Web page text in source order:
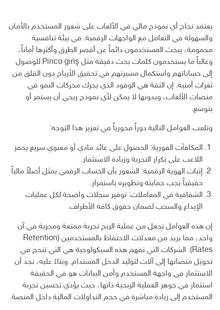
يعتمد نجاح أي نموذج مالي في الألعاب على شعور المستخدم بالأمان
والسهولة في التعامل مع الواجهات الرقمية. في بيئة تنافسية
محمومة، يبحث المستخدمون دائماً عن أقصر الطرق وأكثرها أماناً،
وغالباً ما يستخدمون كلمات بحث دقيقة مثل Pinco giriş للوصول
إلى حساباتهم واستكمال مسيرتهم في تحقيق الأرباح دون القلق من
ثغرات أمنية. إن الثقة هي الوقود الذي يحرك محركات النمو في
منصات الألعاب، وبدونها لا يمكن لأي نموذج ربحي أن يستمر أو
يتوسع.
وتلعب العوامل التالية دوراً محورياً في تعزيز هذا التوجه:
المكافآت الفورية: الحصول على عائد مادي أو معنوي سريع يحفز
اللاعب على تكرار التجربة وزيادة الاستثمار.
إثبات الهوية الرقمية: الشعور بأن الحساب الرقمي يمثل أصلاً مالياً
حقيقياً يجب حمايته وتطويره باستمرار.
الشفافية في المعاملات: توفير سجلات واضحة لكل عمليات
الإيداع والسحب لضمان حقوق كافة الأطراف.
إن هذه العوامل تجعل من عملية الربح تجربة ممتعة ومجزية في آن
واحد، مما يزيد من معدلات الاحتفاظ بالمستخدمين (Retention
Rates). الشركات التي تفهم هذه السيكولوجية هي التي تنجح في
تحويل منصاتها إلى آلات لتوليد الدخل المستدام. وبناءً عليه، نجد أن
الاستثمار في واجهة المستخدم وأمن البيانات هو في الحقيقة
استثمار في جوهر العملية الربحية ذاتها، حيث يؤدي تحسين تجربة
المستخدم إلى زيادة مباشرة في حجم التداولات المالية داخل المنصة.